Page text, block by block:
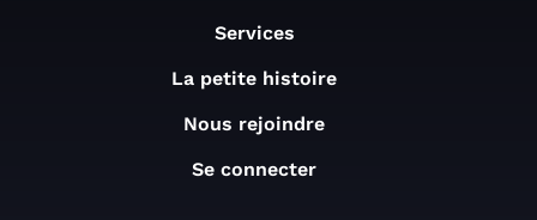
Services
La petite histoire
Nous rejoindre
Se connecter